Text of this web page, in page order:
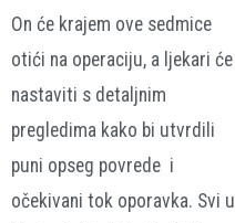
On će krajem ove sedmice
otići na operaciju, a ljekari će
nastaviti s detaljnim
pregledima kako bi utvrdili
puni opseg povrede i
očekivani tok oporavka. Svi u